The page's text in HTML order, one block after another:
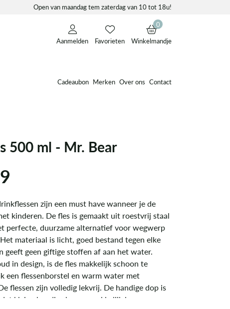
Open van maandag tem zaterdag van 10 tot 18u!
Aanmelden Favorieten
0
Winkelmandje
Cadeaubon Merken Over ons Contact
500 ml - Mr. Bear
zijn een must have wanneer je de
kinderen. De fles is gemaakt uit roestvrij staal
perfecte, duurzame alternatief voor wegwerp
materiaal is licht, goed bestand tegen elke
geeft geen giftige stoffen af aan het water.
in design, is de fles makkelijk schoon te
een flessenborstel en warm water met
flessen zijn volledig lekvrij. De handige dop is
kleine handjes hem gemakkelijk kunnen